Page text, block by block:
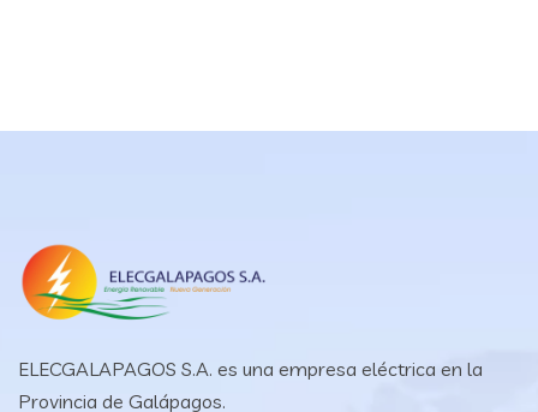
ELECGALAPAGOS S.A. es una empresa eléctrica en la
Provincia de Galápagos.